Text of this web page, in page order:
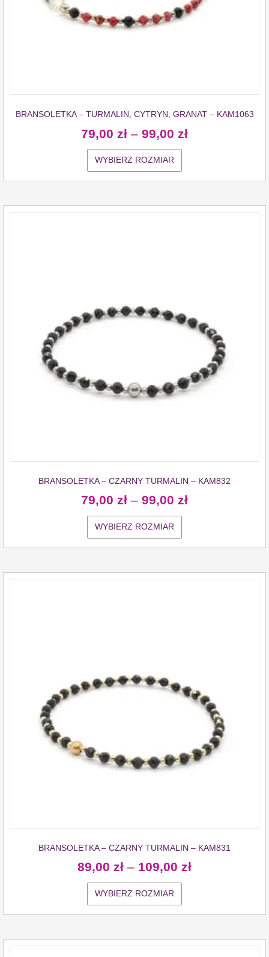
BRANSOLETKA – TURMALIN, CYTRYN, GRANAT – KAM1063
79,00 zł – 99,00 zł
WYBIERZ ROZMIAR
BRANSOLETKA – CZARNY TURMALIN – KAM832
79,00 zł – 99,00 zł
WYBIERZ ROZMIAR
BRANSOLETKA – CZARNY TURMALIN – KAM831
89,00 zł – 109,00 zł
WYBIERZ ROZMIAR